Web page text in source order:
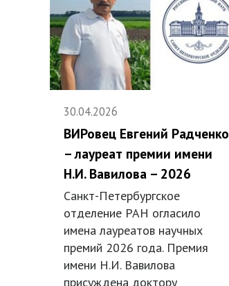
30.04.2026
ВИРовец Евгений Радченко
– лауреат премии имени
Н.И. Вавилова – 2026
Санкт-Петербургское
отделение РАН огласило
имена лауреатов научных
премий 2026 года. Премия
имени Н.И. Вавилова
присуждена доктору